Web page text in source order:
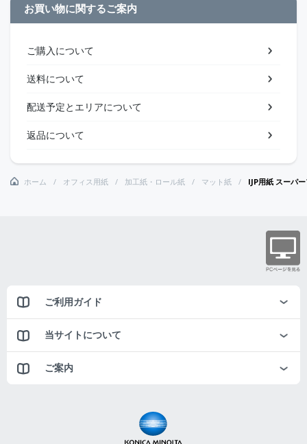
お買い物に関するご案内
ご購入について
送料について
配送予定とエリアについて
返品について
ホーム オフィス用紙 加工紙・ロール紙 マット紙 IJP用紙 スーパ
ご利用ガイド
当サイトについて
ご案内